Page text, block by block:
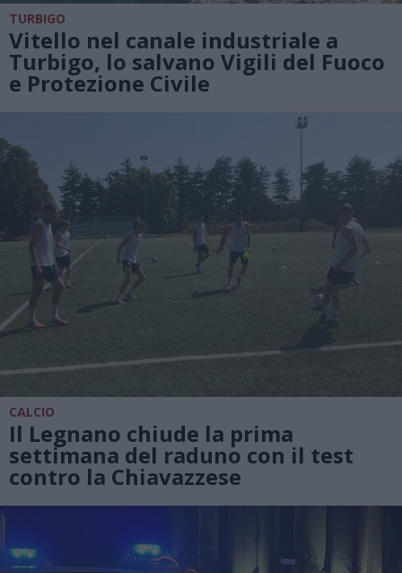
TURBIGO
Vitello nel canale industriale a
Turbigo, lo salvano Vigili del Fuoco
e Protezione Civile
CALCIO
Il Legnano chiude la prima
settimana del raduno con il test
contro la Chiavazzese